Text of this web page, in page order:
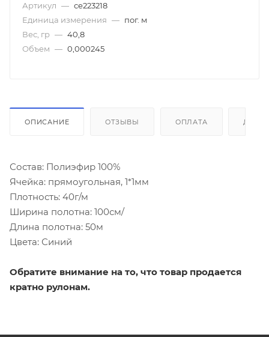
Артикул — се223218
Единица измерения — пог. м
Вес, гр — 40,8
Объем — 0,000245
ОПИСАНИЕ ОТЗЫВЫ ОПЛАТА
Состав: Полиэфир 100%
Ячейка: прямоугольная, 1*1мм
Плотность: 40г/м
Ширина полотна: 100см/
Длина полотна: 50м
Цвета: Синий
Обратите внимание на то, что товар продается
кратно рулонам.